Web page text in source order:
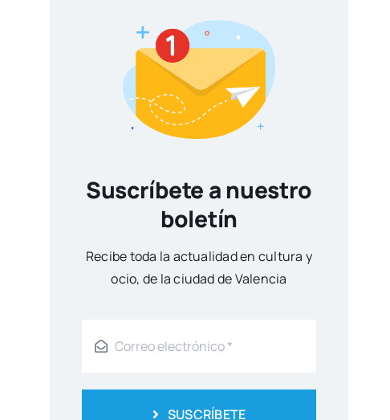
Suscríbete a nuestro
boletín
Reci­be toda la actua­li­dad en cul­tu­ra y
ocio, de la ciu­dad de Valen­cia
SUSCRÍBETE